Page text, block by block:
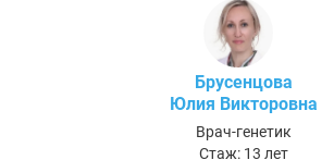
Брусенцова
Юлия Викторовна
Врач-генетик
Стаж: 13 лет